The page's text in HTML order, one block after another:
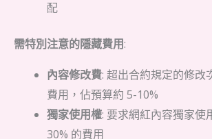
配
需特別注意的隱藏費用:
內容修改費: 超出合約規定的修改
費用，佔預算約 5-10%
獨家使用權: 要求網紅內容獨家使
30% 的費用